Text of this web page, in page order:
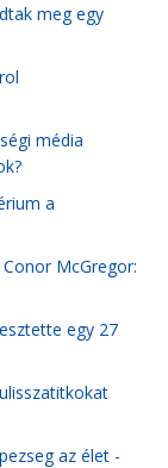
meg egy
média
a
McGregor:
egy 27
az élet -